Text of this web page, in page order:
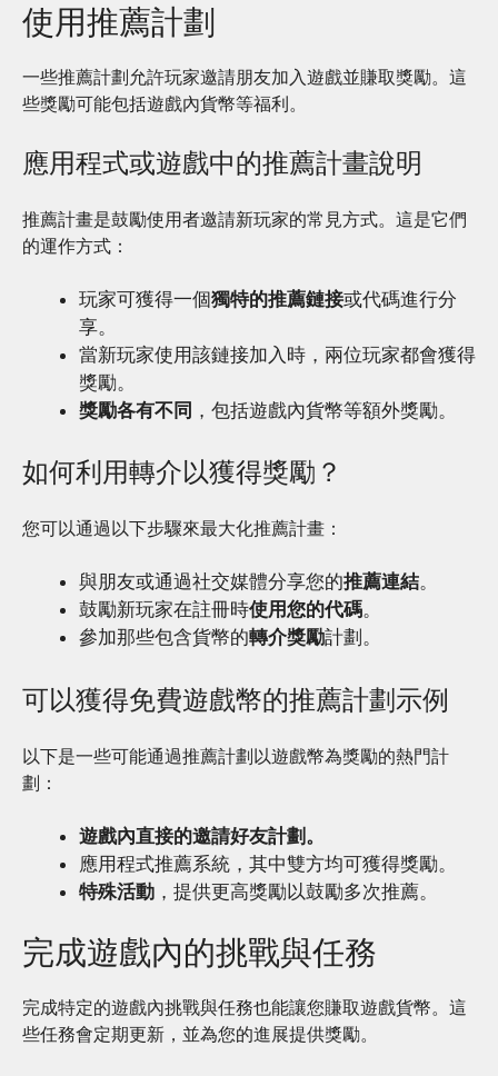
使用推薦計劃
一些推薦計劃允許玩家邀請朋友加入遊戲並賺取獎勵。這
些獎勵可能包括遊戲內貨幣等福利。
應用程式或遊戲中的推薦計畫說明
推薦計畫是鼓勵使用者邀請新玩家的常見方式。這是它們
的運作方式：
玩家可獲得一個獨特的推薦鏈接或代碼進行分
享。
當新玩家使用該鏈接加入時，兩位玩家都會獲得
獎勵。
獎勵各有不同 ，包括遊戲內貨幣等額外獎勵。
如何利用轉介以獲得獎勵？
您可以通過以下步驟來最大化推薦計畫：
與朋友或通過社交媒體分享您的推薦連結。
鼓勵新玩家在註冊時使用您的代碼。
參加那些包含貨幣的轉介獎勵計劃。
可以獲得免費遊戲幣的推薦計劃示例
以下是一些可能通過推薦計劃以遊戲幣為獎勵的熱門計
劃：
遊戲內直接的邀請好友計劃。
應用程式推薦系統，其中雙方均可獲得獎勵。
特殊活動 ，提供更高獎勵以鼓勵多次推薦。
完成遊戲內的挑戰與任務
完成特定的遊戲內挑戰與任務也能讓您賺取遊戲貨幣。這
些任務會定期更新，並為您的進展提供獎勵。